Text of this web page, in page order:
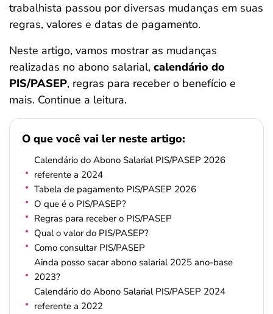
trabalhista passou por diversas mudanças em suas
regras, valores e datas de pagamento.
Neste artigo, vamos mostrar as mudanças
realizadas no abono salarial, calendário do
PIS/PASEP, regras para receber o benefício e
mais. Continue a leitura.
O que você vai ler neste artigo:
Calendário do Abono Salarial PIS/PASEP 2026
referente a 2024
Tabela de pagamento PIS/PASEP 2026
O que é o PIS/PASEP?
Regras para receber o PIS/PASEP
Qual o valor do PIS/PASEP?
Como consultar PIS/PASEP
Ainda posso sacar abono salarial 2025 ano-base
2023?
Calendário do Abono Salarial PIS/PASEP 2024
referente a 2022